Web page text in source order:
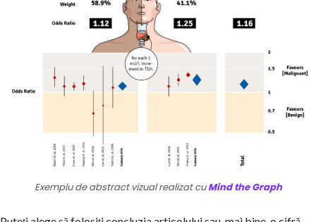
Exemplu de abstract vizual realizat cuMind the Graph